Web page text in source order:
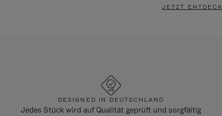
JETZT
DESIGNED IN DEUTSCHLAND
Jedes Stück wird auf Qualität geprüft und sorgfältig